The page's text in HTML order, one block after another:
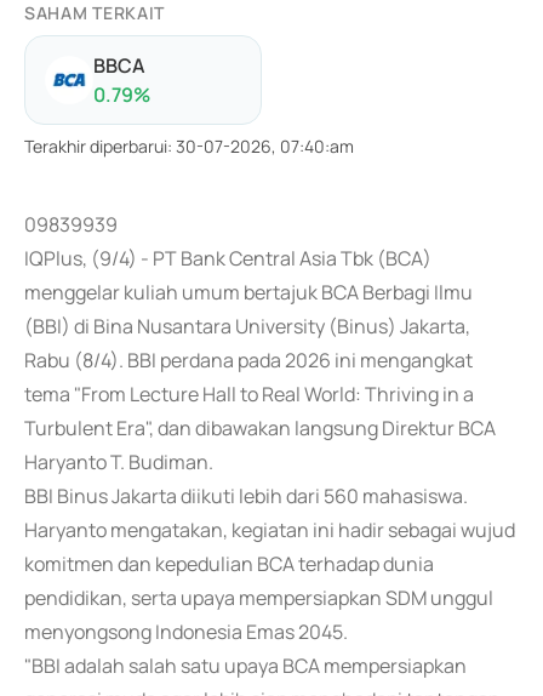
SAHAM TERKAIT
BBCA
0.79%
Terakhir diperbarui: 30-07-2026, 07:40:am
09839939
IQPlus, (9/4) - PT Bank Central Asia Tbk (BCA)
menggelar kuliah umum bertajuk BCA Berbagi Ilmu
(BBI) di Bina Nusantara University (Binus) Jakarta,
Rabu (8/4). BBI perdana pada 2026 ini mengangkat
tema "From Lecture Hall to Real World: Thriving in a
Turbulent Era", dan dibawakan langsung Direktur BCA
Haryanto T. Budiman.
BBI Binus Jakarta diikuti lebih dari 560 mahasiswa.
Haryanto mengatakan, kegiatan ini hadir sebagai wujud
komitmen dan kepedulian BCA terhadap dunia
pendidikan, serta upaya mempersiapkan SDM unggul
menyongsong Indonesia Emas 2045.
"BBI adalah salah satu upaya BCA mempersiapkan